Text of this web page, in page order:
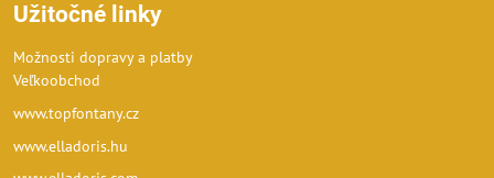
Užitočné linky
Možnosti dopravy a platby
Veľkoobchod
www.topfontany.cz
www.elladoris.hu